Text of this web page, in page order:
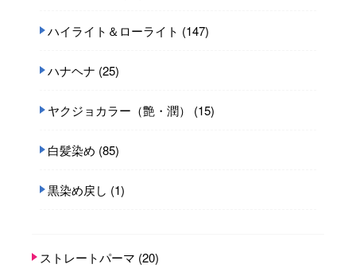
ハイライト＆ローライト (147)
ハナヘナ (25)
ヤクジョカラー（艶・潤） (15)
白髪染め (85)
黒染め戻し (1)
ストレートパーマ (20)